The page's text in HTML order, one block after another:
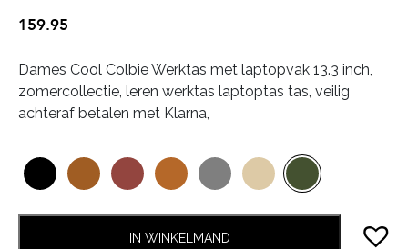
159.95
Dames Cool Colbie Werktas met laptopvak 13.3 inch,
zomercollectie, leren werktas laptoptas tas, veilig
achteraf betalen met Klarna,
IN WINKELMAND